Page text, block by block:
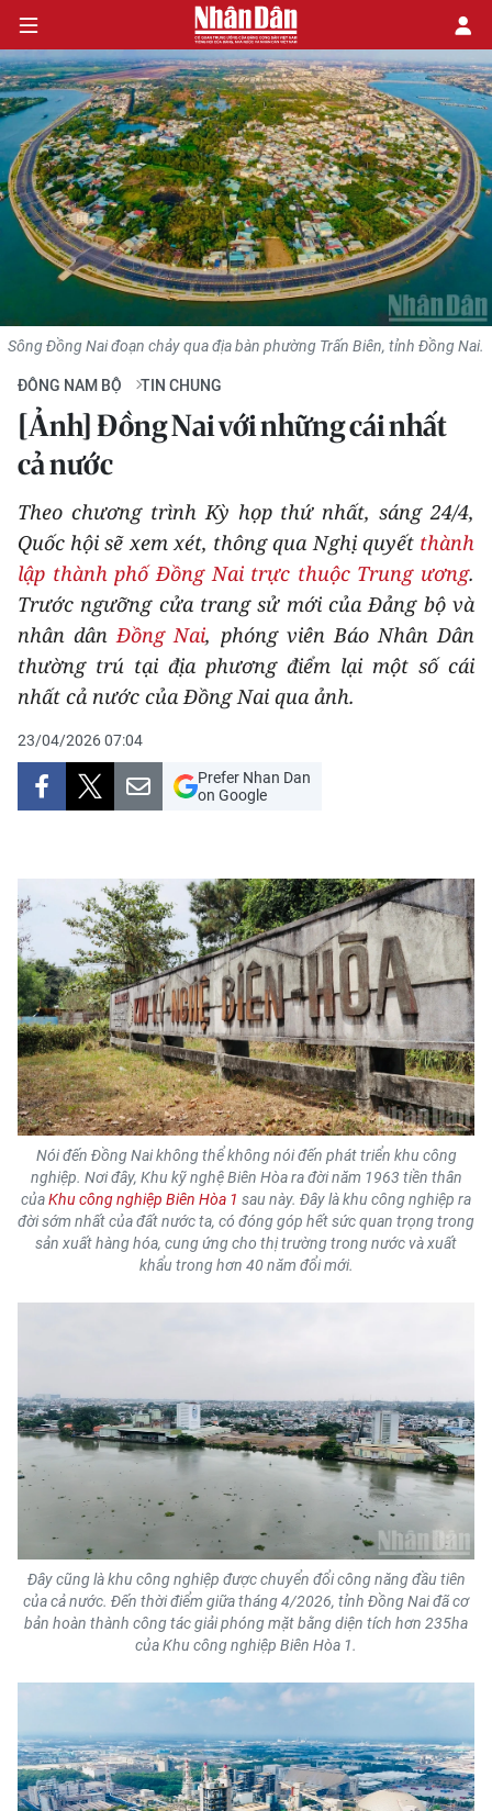
CHÍNH TRỊ
KINH TẾ
VĂN HÓA
PHÁP LUẬT
DU LỊCH
THẾ GIỚI
THỂ THAO
GIÁO DỤC
Y TẾ
KHOA HỌC - CÔNG NGHỆ
MÔI TRƯỜNG
BẠN ĐỌC
TRI THỨC CHUYÊN SÂU
54 DÂN TỘC VIỆT NAM
CHƯƠNG TRÌNH OCOP - MỖI XÃ
MỘT SẢN PHẨM
RADIO
MEDIA CENTER
E-Magazine
Video
Media Văn hóa
Media Xã hội
Media Pháp luật
Media Du lịch
Media Thế giới
Media Thể thao
Media Giáo dục
Media Khoa học - Công nghệ
Sông Đồng Nai đoạn chảy qua địa bàn phường Trấn Biên, tỉnh Đồng Nai.
ĐÔNG NAM BỘ TIN CHUNG
[Ảnh] Đồng Nai với những cái nhất
cả nước
Theo chương trình Kỳ họp thứ nhất, sáng 24/4,
Quốc hội sẽ xem xét, thông qua Nghị quyết thành
lập thành phố Đồng Nai trực thuộc Trung ương.
Trước ngưỡng cửa trang sử mới của Đảng bộ và
nhân dân Đồng Nai, phóng viên Báo Nhân Dân
thường trú tại địa phương điểm lại một số cái
nhất cả nước của Đồng Nai qua ảnh.
23/04/2026 07:04
Prefer Nhan Dan
on Google
Nói đến Đồng Nai không thể không nói đến phát triển khu công
nghiệp. Nơi đây, Khu kỹ nghệ Biên Hòa ra đời năm 1963 tiền thân
củaKhu công nghiệp Biên Hòa 1 sau này. Đây là khu công nghiệp ra
đời sớm nhất của đất nước ta, có đóng góp hết sức quan trọng trong
sản xuất hàng hóa, cung ứng cho thị trường trong nước và xuất
khẩu trong hơn 40 năm đổi mới.
Đây cũng là khu công nghiệp được chuyển đổi công năng đầu tiên
của cả nước. Đến thời điểm giữa tháng 4/2026, tỉnh Đồng Nai đã cơ
bản hoàn thành công tác giải phóng mặt bằng diện tích hơn 235ha
của Khu công nghiệp Biên Hòa 1.